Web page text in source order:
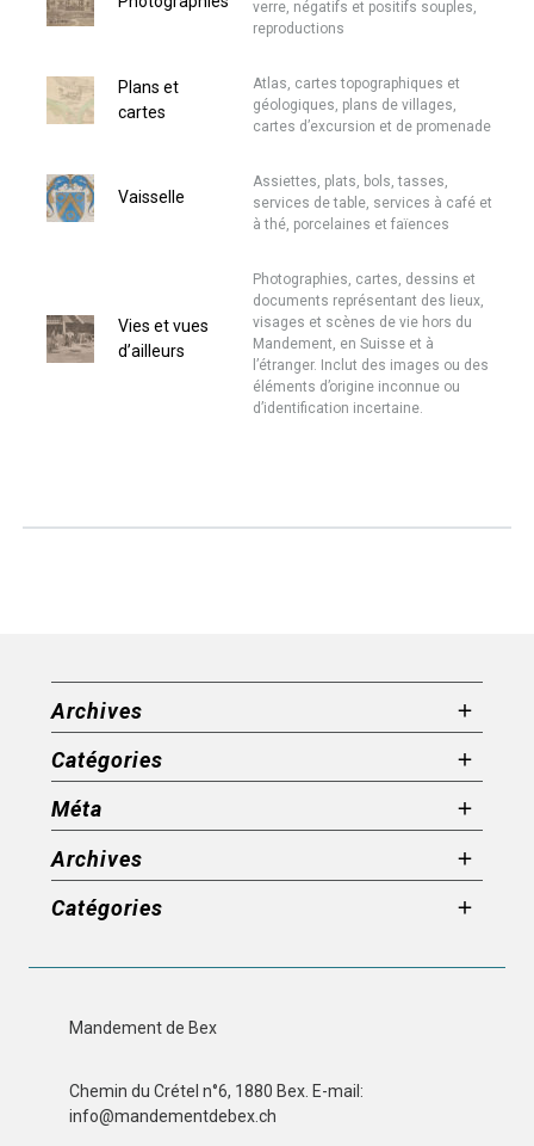
verre, négatifs et positifs souples,
reproductions
Plans et
cartes
Atlas, cartes topographiques et
géologiques, plans de villages,
cartes d’excursion et de promenade
Vaisselle
Assiettes, plats, bols, tasses,
services de table, services à café et
à thé, porcelaines et faïences
Vies et vues
d’ailleurs
Photographies, cartes, dessins et
documents représentant des lieux,
visages et scènes de vie hors du
Mandement, en Suisse et à
l’étranger. Inclut des images ou des
éléments d’origine inconnue ou
d’identification incertaine.
Archives
Catégories
Méta
Archives
Catégories
Mandement de Bex
Chemin du Crétel n°6, 1880 Bex. E-mail:
info@mandementdebex.ch